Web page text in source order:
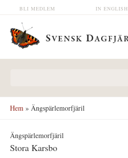
Hoppa till huvudinnehåll IN ENGLISH
BLI MEDLEM
Hem » Ängspärlemorfjäril
Ängspärlemorfjäril
Stora Karsbo